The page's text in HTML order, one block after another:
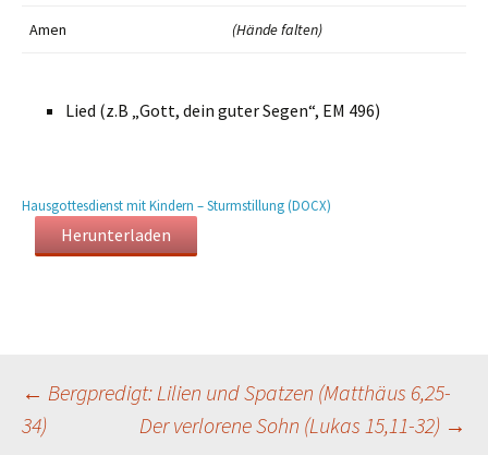
Amen (Hände falten)
Lied (z.B „Gott, dein guter Segen“, EM 496)
Hausgottesdienst mit Kindern – Sturmstillung (DOCX)
Herunterladen
Beitragsnavigation
← Bergpredigt: Lilien und Spatzen (Matthäus 6,25-
34)
Der verlorene Sohn (Lukas 15,11-32) →